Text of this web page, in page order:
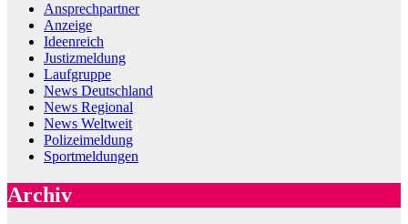
Ansprechpartner
Anzeige
Ideenreich
Justizmeldung
Laufgruppe
News Deutschland
News Regional
News Weltweit
Polizeimeldung
Sportmeldungen
Archiv